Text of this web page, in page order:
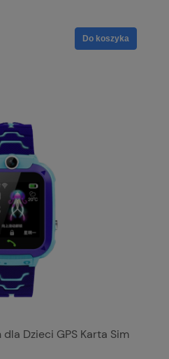
Do koszyka
Dzieci GPS Karta Sim